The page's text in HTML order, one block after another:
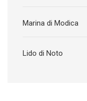
Marina di Modica
Lido di Noto